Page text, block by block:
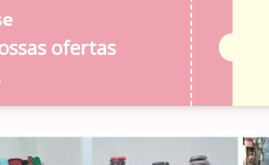
ofertas